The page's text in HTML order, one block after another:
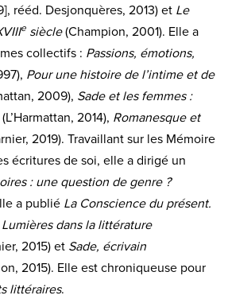
rééd. Desjonquères, 2013) et Le
e siècle(Champion, 2001). Elle a
collectifs : Passions, émotions,
Pour une histoire de l’intime et de
2009), Sade et les femmes :
2014), Romanesque et
2019). Travaillant sur les Mémoire
écritures de soi, elle a dirigé un
: une question de genre ?
a publié La Conscience du présent.
dans la littérature
2015) et Sade, écrivain
2015). Elle est chroniqueuse pour
littéraires.